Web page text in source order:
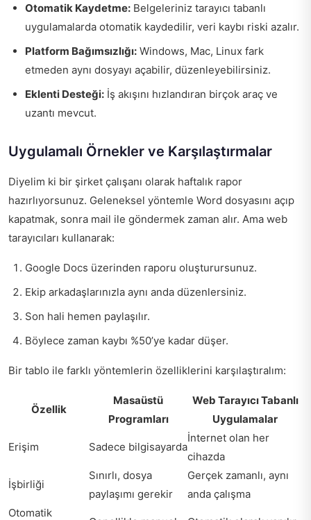
Otomatik Kaydetme: Belgeleriniz tarayıcı tabanlı
uygulamalarda otomatik kaydedilir, veri kaybı riski azalır.
Platform Bağımsızlığı: Windows, Mac, Linux fark
etmeden aynı dosyayı açabilir, düzenleyebilirsiniz.
Eklenti Desteği: İş akışını hızlandıran birçok araç ve
uzantı mevcut.
Uygulamalı Örnekler ve Karşılaştırmalar
Diyelim ki bir şirket çalışanı olarak haftalık rapor
hazırlıyorsunuz. Geleneksel yöntemle Word dosyasını açıp
kapatmak, sonra mail ile göndermek zaman alır. Ama web
tarayıcıları kullanarak:
Google Docs üzerinden raporu oluşturursunuz.
Ekip arkadaşlarınızla aynı anda düzenlersiniz.
Son hali hemen paylaşılır.
Böylece zaman kaybı %50’ye kadar düşer.
Bir tablo ile farklı yöntemlerin özelliklerini karşılaştıralım:
Özellik
Masaüstü
Programları
Web Tarayıcı Tabanlı
Uygulamalar
Erişim Sadece bilgisayarda
İnternet olan her
cihazda
İşbirliği
Sınırlı, dosya
paylaşımı gerekir
Gerçek zamanlı, aynı
anda çalışma
Otomatik